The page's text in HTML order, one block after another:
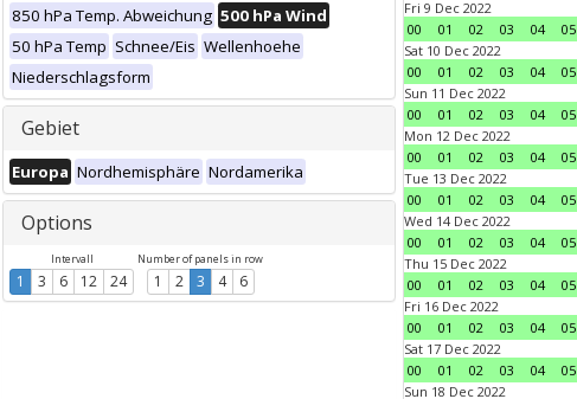
850 hPa Temp. Abweichung 500 hPa Wind
50 hPa Temp Schnee/Eis Wellenhoehe
Niederschlagsform
Gebiet
Europa Nordhemisphäre Nordamerika
Options
Intervall
1 3 6 12 24
Number of panels in row
1 2 3 4 6
Fri 9 Dec 2022
00
01 02 03 04 05
Sat 10 Dec 2022
00
01 02 03 04 05
Sun 11 Dec 2022
00
01 02 03 04 05
Mon 12 Dec 2022
00
01 02 03 04 05
Tue 13 Dec 2022
00
01 02 03 04 05
Wed 14 Dec 2022
00
01 02 03 04 05
Thu 15 Dec 2022
00
01 02 03 04 05
Fri 16 Dec 2022
00
01 02 03 04 05
Sat 17 Dec 2022
00
01 02 03 04 05
Sun 18 Dec 2022